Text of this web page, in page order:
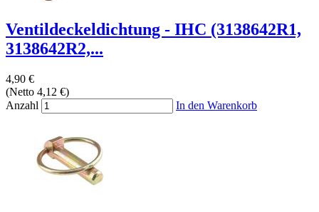
Ventildeckeldichtung - IHC (3138642R1,
3138642R2,...
4,90 €
(Netto 4,12 €)
Anzahl
In den Warenkorb